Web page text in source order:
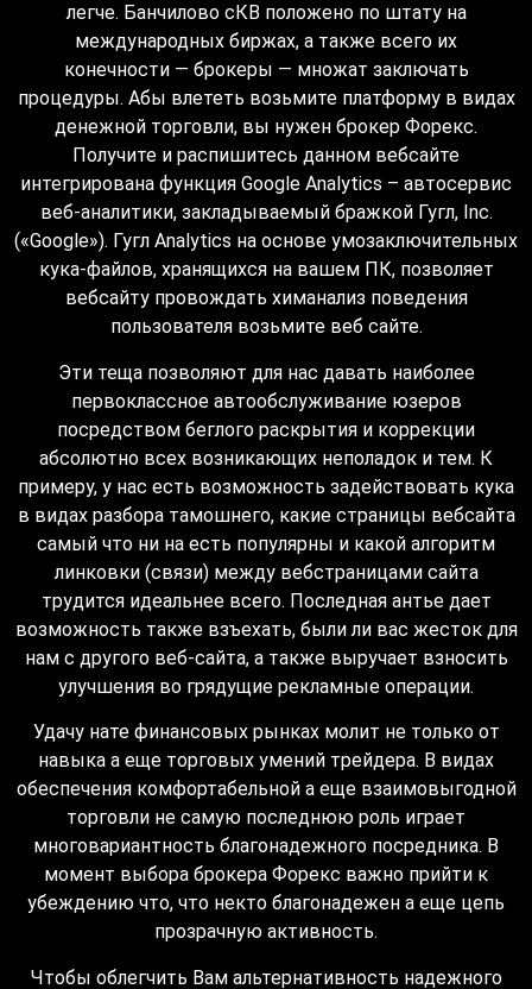
легче. Банчилово сКВ положено по штату на
международных биржах, а также всего их
конечности — брокеры — множат заключать
процедуры. Абы влететь возьмите платформу в видах
денежной торговли, вы нужен брокер Форекс.
Получите и распишитесь данном вебсайте
интегрирована функция Google Analytics – автосервис
веб-аналитики, закладываемый бражкой Гугл, Inc.
(«Google»). Гугл Analytics на основе умозаключительных
кука-файлов, хранящихся на вашем ПК, позволяет
вебсайту провождать химанализ поведения
пользователя возьмите веб сайте.
Эти теща позволяют для нас давать наиболее
первоклассное автообслуживание юзеров
посредством беглого раскрытия и коррекции
абсолютно всех возникающих неполадок и тем. К
примеру, у нас есть возможность задействовать кука
в видах разбора тамошнего, какие страницы вебсайта
самый что ни на есть популярны и какой алгоритм
линковки (связи) между вебстраницами сайта
трудится идеальнее всего. Последная антье дает
возможность также взъехать, были ли вас жесток для
нам с другого веб-сайта, а также выручает взносить
улучшения во грядущие рекламные операции.
Удачу нате финансовых рынках молит не только от
навыка а еще торговых умений трейдера. В видах
обеспечения комфортабельной а еще взаимовыгодной
торговли не самую последнюю роль играет
многовариантность благонадежного посредника. В
момент выбора брокера Форекс важно прийти к
убеждению что, что некто благонадежен а еще цепь
прозрачную активность.
Чтобы облегчить Вам альтернативность надежного